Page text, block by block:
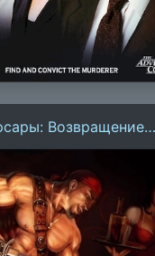
Возвращение